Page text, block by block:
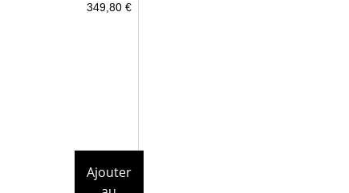
349,80 €
Ajouter